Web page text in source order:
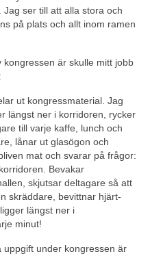
ser till att alla stora och
på plats och allt inom ramen
är skulle mitt jobb
ut kongressmaterial. Jag
längst ner i korridoren, rycker
till varje kaffe, lunch och
lånar ut glasögon och
mat och svarar på frågor:
Bevakar
skjutsar deltagare så att
skräddare, bevittnar hjärt-
längst ner i
minut!
uppgift under kongressen är